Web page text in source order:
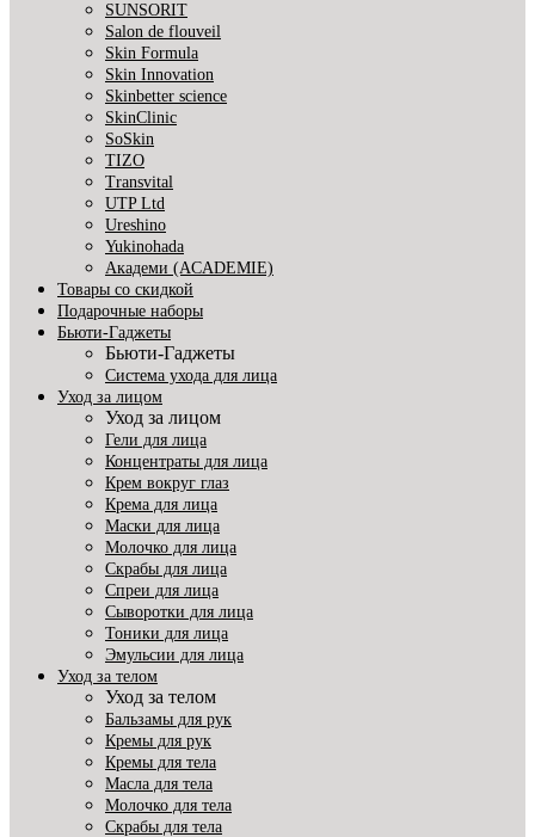
SUNSORIT
Salon de flouveil
Skin Formula
Skin Innovation
Skinbetter science
SkinСlinic
SoSkin
TIZO
Transvital
UTP Ltd
Ureshino
Yukinohada
Академи (ACADEMIE)
Товары со скидкой
Подарочные наборы
Бьюти-Гаджеты
Бьюти-Гаджеты
Система ухода для лица
Уход за лицом
Уход за лицом
Гели для лица
Концентраты для лица
Крем вокруг глаз
Крема для лица
Маски для лица
Молочко для лица
Скрабы для лица
Спреи для лица
Сыворотки для лица
Тоники для лица
Эмульсии для лица
Уход за телом
Уход за телом
Бальзамы для рук
Кремы для рук
Кремы для тела
Масла для тела
Молочко для тела
Скрабы для тела